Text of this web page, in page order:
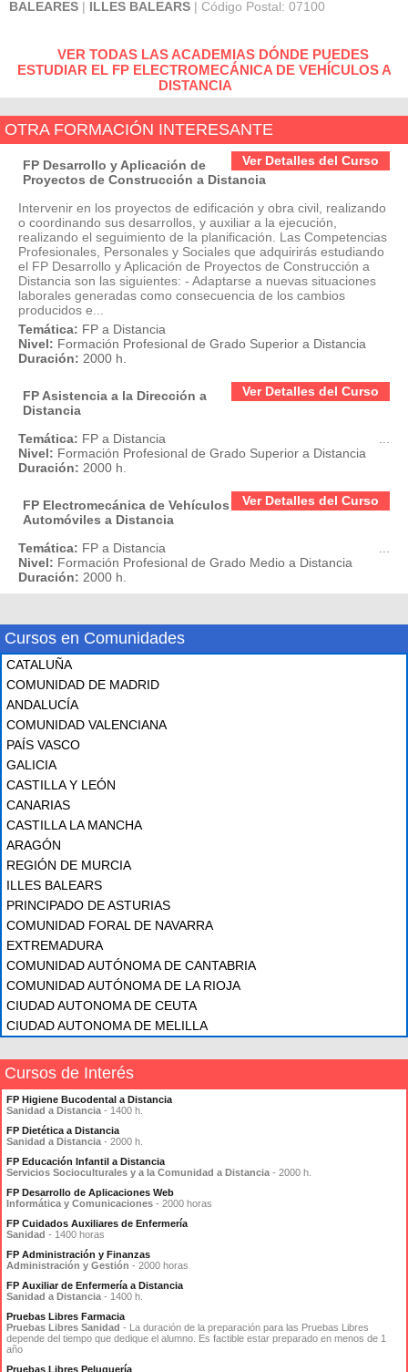
BALEARES | ILLES BALEARS | Código Postal: 07100
VER TODAS LAS ACADEMIAS DÓNDE PUEDES
ESTUDIAR EL FP ELECTROMECÁNICA DE VEHÍCULOS A
DISTANCIA
OTRA FORMACIÓN INTERESANTE
Ver Detalles del Curso
FP Desarrollo y Aplicación de
Proyectos de Construcción a Distancia
Intervenir en los proyectos de edificación y obra civil, realizando
o coordinando sus desarrollos, y auxiliar a la ejecución,
realizando el seguimiento de la planificación. Las Competencias
Profesionales, Personales y Sociales que adquirirás estudiando
el FP Desarrollo y Aplicación de Proyectos de Construcción a
Distancia son las siguientes: - Adaptarse a nuevas situaciones
laborales generadas como consecuencia de los cambios
producidos e...
Temática: FP a Distancia
Nivel: Formación Profesional de Grado Superior a Distancia
Duración: 2000 h.
Ver Detalles del Curso
FP Asistencia a la Dirección a
Distancia
Temática: FP a Distancia
Nivel: Formación Profesional de Grado Superior a Distancia
Duración: 2000 h.
Ver Detalles del Curso
FP Electromecánica de Vehículos
Automóviles a Distancia
Temática: FP a Distancia
Nivel: Formación Profesional de Grado Medio a Distancia
Duración: 2000 h.
Cursos en Comunidades
CATALUÑA
COMUNIDAD DE MADRID
ANDALUCÍA
COMUNIDAD VALENCIANA
PAÍS VASCO
GALICIA
CASTILLA Y LEÓN
CANARIAS
CASTILLA LA MANCHA
ARAGÓN
REGIÓN DE MURCIA
ILLES BALEARS
PRINCIPADO DE ASTURIAS
COMUNIDAD FORAL DE NAVARRA
EXTREMADURA
COMUNIDAD AUTÓNOMA DE CANTABRIA
COMUNIDAD AUTÓNOMA DE LA RIOJA
CIUDAD AUTONOMA DE CEUTA
CIUDAD AUTONOMA DE MELILLA
Cursos de Interés
FP Higiene Bucodental a Distancia
Sanidad a Distancia - 1400 h.
FP Dietética a Distancia
Sanidad a Distancia - 2000 h.
FP Educación Infantil a Distancia
Servicios Socioculturales y a la Comunidad a Distancia - 2000 h.
FP Desarrollo de Aplicaciones Web
Informática y Comunicaciones - 2000 horas
FP Cuidados Auxiliares de Enfermería
Sanidad - 1400 horas
FP Administración y Finanzas
Administración y Gestión - 2000 horas
FP Auxiliar de Enfermería a Distancia
Sanidad a Distancia - 1400 h.
Pruebas Libres Farmacia
Pruebas Libres Sanidad - La duración de la preparación para las Pruebas Libres
depende del tiempo que dedique el alumno. Es factible estar preparado en menos de 1
año
Pruebas Libres Peluquería